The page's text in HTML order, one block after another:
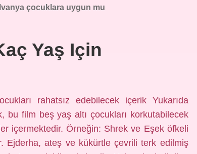
çocuklara uygun mu
Yaş Için
rahatsız edebilecek içerik Yukarıda
bu film beş yaş altı çocukları korkutabilecek
içermektedir. Örneğin: Shrek ve Eşek öfkeli
Ejderha, ateş ve kükürtle çevrili terk edilmiş